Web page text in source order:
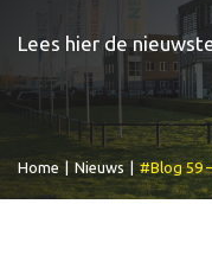
Lees hier de
Home Nieuws #Blog 59